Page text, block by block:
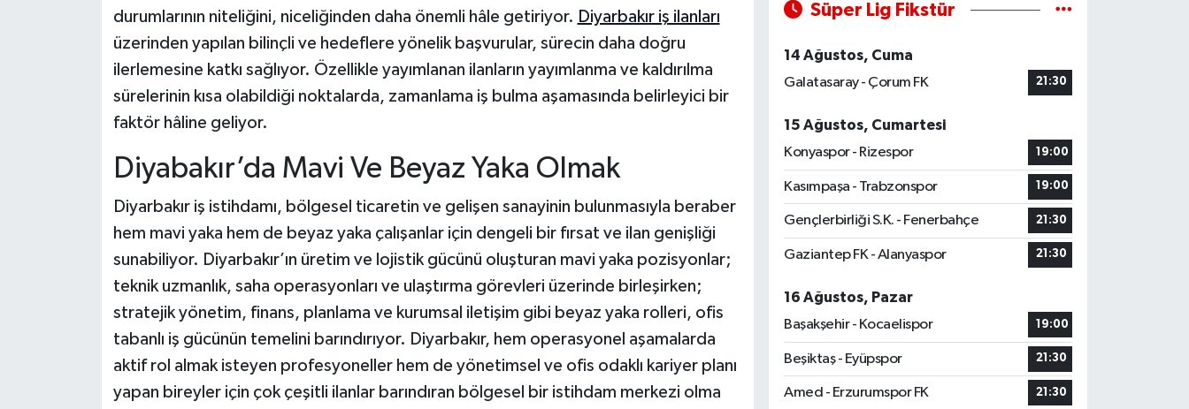
durumlarının niteliğini, niceliğinden daha önemli hâle getiriyor. Diyarbakır iş ilanları
üzerinden yapılan bilinçli ve hedeflere yönelik başvurular, sürecin daha doğru
ilerlemesine katkı sağlıyor. Özellikle yayımlanan ilanların yayımlanma ve kaldırılma
sürelerinin kısa olabildiği noktalarda, zamanlama iş bulma aşamasında belirleyici bir
faktör hâline geliyor.
Diyabakır’da Mavi Ve Beyaz Yaka Olmak
Diyarbakır iş istihdamı, bölgesel ticaretin ve gelişen sanayinin bulunmasıyla beraber
hem mavi yaka hem de beyaz yaka çalışanlar için dengeli bir fırsat ve ilan genişliği
sunabiliyor. Diyarbakır’ın üretim ve lojistik gücünü oluşturan mavi yaka pozisyonlar;
teknik uzmanlık, saha operasyonları ve ulaştırma görevleri üzerinde birleşirken;
stratejik yönetim, finans, planlama ve kurumsal iletişim gibi beyaz yaka rolleri, ofis
tabanlı iş gücünün temelini barındırıyor. Diyarbakır, hem operasyonel aşamalarda
aktif rol almak isteyen profesyoneller hem de yönetimsel ve ofis odaklı kariyer planı
yapan bireyler için çok çeşitli ilanlar barındıran bölgesel bir istihdam merkezi olma
Süper Lig Fikstür
14 Ağustos, Cuma
Galatasaray - Çorum FK
21:30
15 Ağustos, Cumartesi
Konyaspor - Rizespor
19:00
Kasımpaşa - Trabzonspor 19:00
Gençlerbirliği S.K. - Fenerbahçe 21:30
Gaziantep FK - Alanyaspor 21:30
16 Ağustos, Pazar
Başakşehir - Kocaelispor
19:00
Beşiktaş - Eyüpspor 21:30
Amed - Erzurumspor FK 21:30